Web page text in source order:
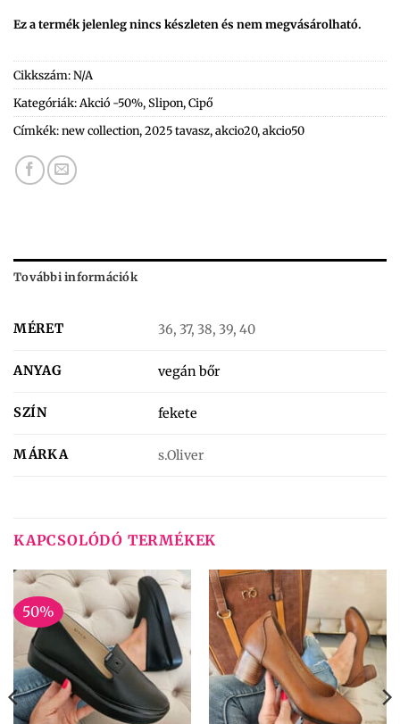
Ez a termék jelenleg nincs készleten és nem megvásárolható.
Cikkszám:N/A
Kategóriák:Akció -50%,Slipon,Cipő
Címkék:new collection,2025 tavasz,akcio20,akcio50
További információk
MÉRET 36, 37, 38, 39, 40
ANYAG vegán bőr
SZÍN fekete
MÁRKA s.Oliver
KAPCSOLÓDÓ TERMÉKEK
50%